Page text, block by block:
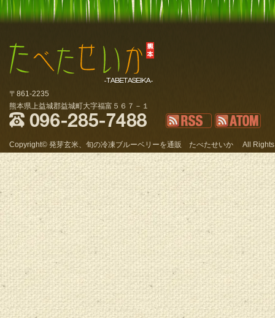
冷凍ブルーベリーも通販、熊本新米発芽
玄米｜たべたせいか
〒861-2235
熊本県上益城郡益城町大字福富５６７－１
Copyright© 発芽玄米、旬の冷凍ブルーベリーを通販 たべたせいか All